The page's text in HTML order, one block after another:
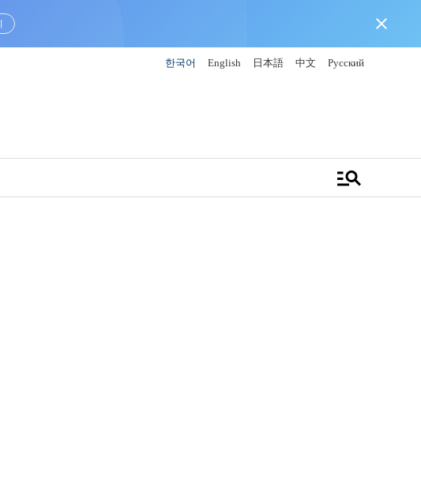
close
한국어 English 日本語 中文 Русский
manage_search